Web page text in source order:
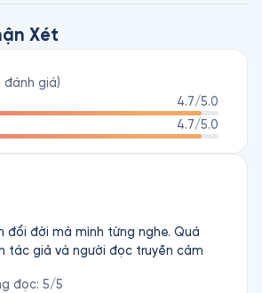
phần hình thành nên những thói quen
phần chính. Ba phần đầu của cuốn
dựng thói quen, bộ não, ý chí, động lực
liên hệ với nhau. Hai phần tiếp theo bàn
tính lô-gic và cách khai thác một cách
thông tin cung cấp. Ba phần cuối hướng
cách thức đó trong cuộc sống.
Xét
đánh giá)
4.7/5.0
4.7/5.0
đổi đời mà mình từng nghe. Quá
tác giả và người đọc truyền cảm
đọc: 5/5